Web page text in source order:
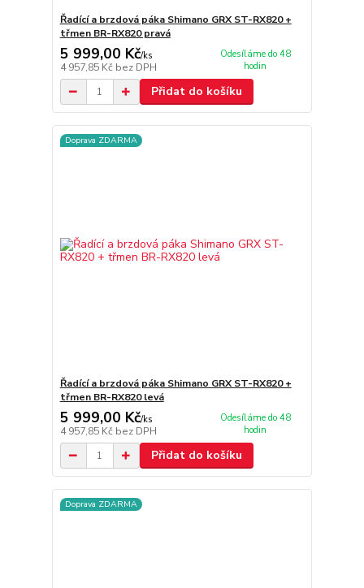
Řadící a brzdová páka Shimano GRX ST-RX820 +
třmen BR-RX820 pravá
5 999,00 Kč/ks
4 957,85 Kč bez DPH
Odesíláme do 48
hodin
Přidat do košíku
Doprava ZDARMA
Řadící a brzdová páka Shimano GRX ST-RX820 +
třmen BR-RX820 levá
5 999,00 Kč/ks
4 957,85 Kč bez DPH
Odesíláme do 48
hodin
Přidat do košíku
Doprava ZDARMA